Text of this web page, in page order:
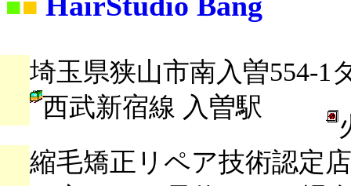
■■
埼玉県狭山市南入曽554-1
西武新宿線 入曽駅
縮毛矯正リペア技術認定